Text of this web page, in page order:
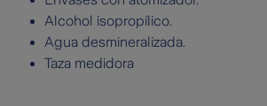
Alcohol isopropílico.
Agua desmineralizada.
Taza medidora